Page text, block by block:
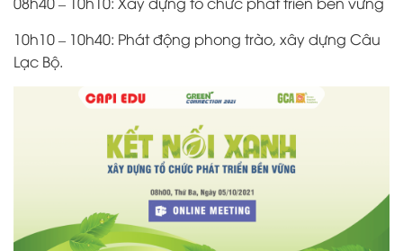
10h10 – 10h40: Phát động phong trào, xây dựng Câu
Lạc Bộ.